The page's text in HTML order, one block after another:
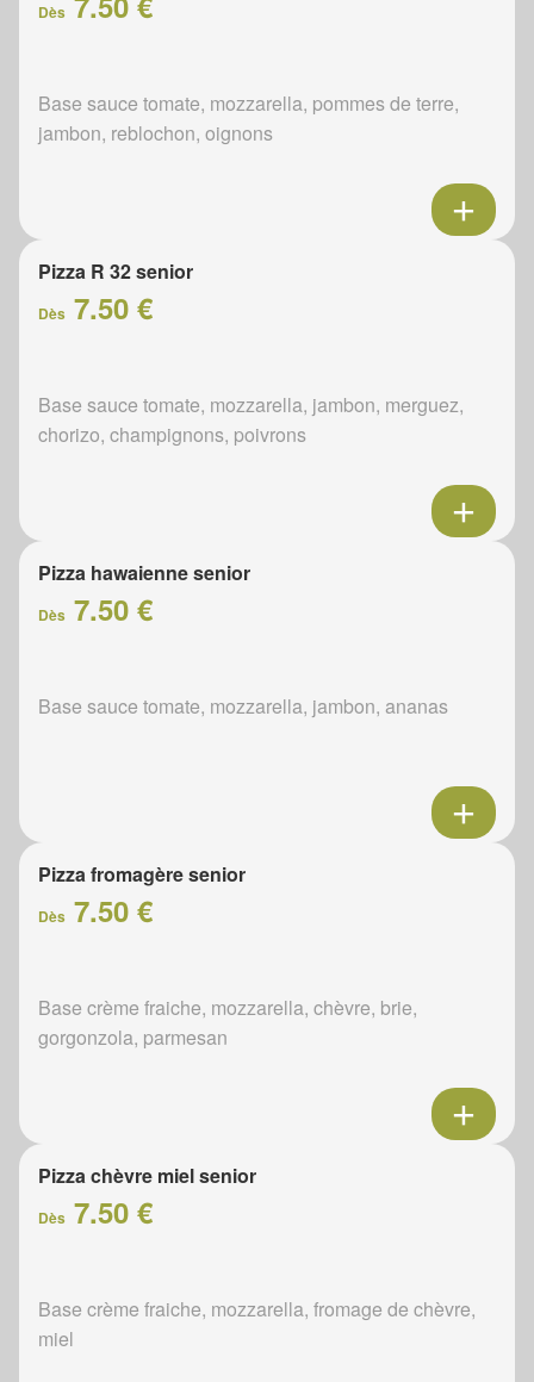
Dès
Base sauce tomate, mozzarella, pommes de terre,
jambon, reblochon, oignons
Pizza R 32 senior
Dès 7.50 €
Base sauce tomate, mozzarella, jambon, merguez,
chorizo, champignons, poivrons
Pizza hawaienne senior
Dès 7.50 €
Base sauce tomate, mozzarella, jambon, ananas
Pizza fromagère senior
Dès 7.50 €
Base crème fraiche, mozzarella, chèvre, brie,
gorgonzola, parmesan
Pizza chèvre miel senior
Dès 7.50 €
Base crème fraiche, mozzarella, fromage de chèvre,
miel